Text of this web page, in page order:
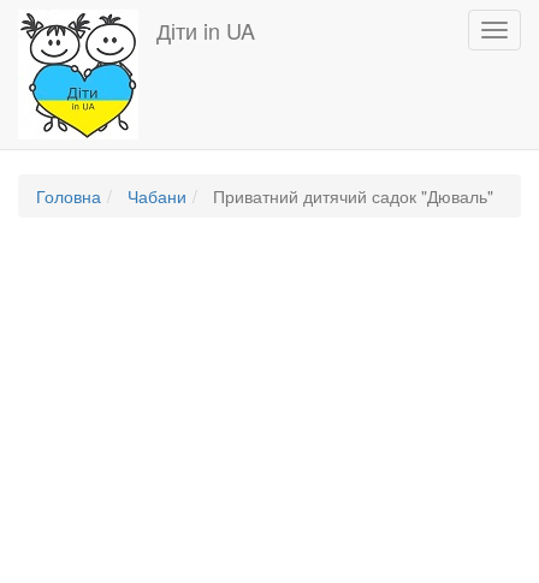
Перейти
основного
вмісту
Діти in UA
Головна Чабани Приватний дитячий садок "Дюваль"